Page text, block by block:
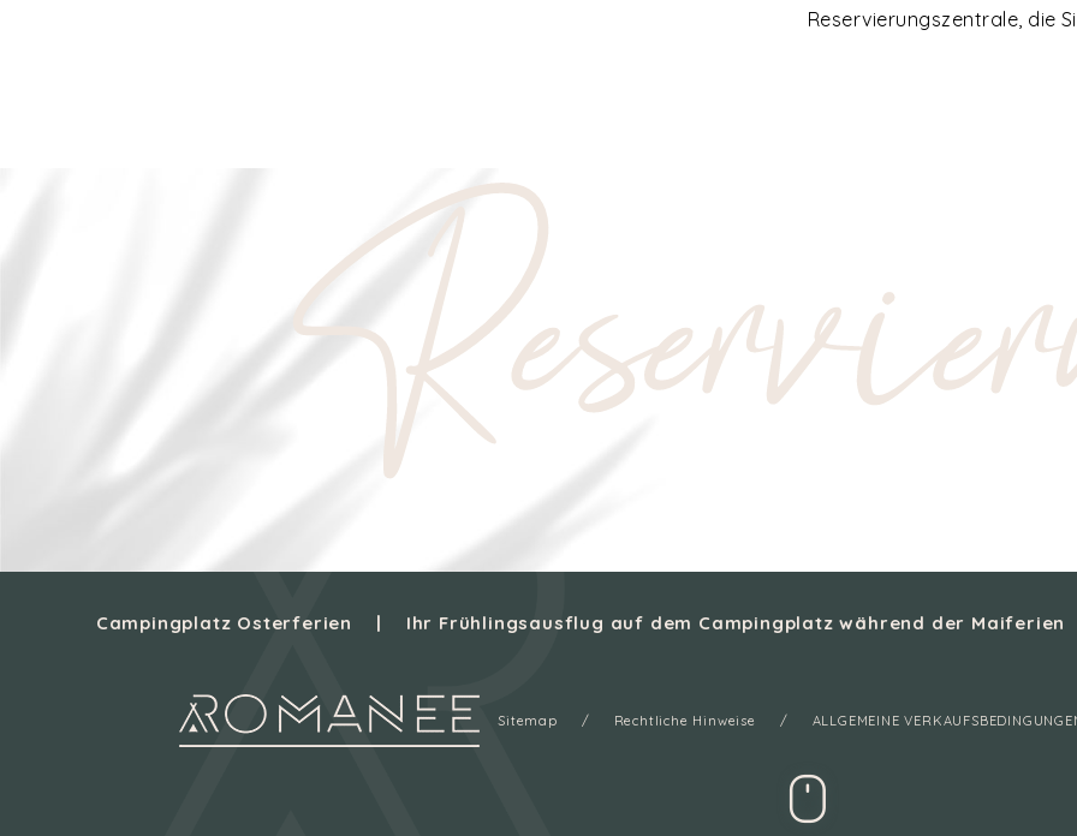
Reservierungszentrale, die
Campingplatz Osterferien Ihr Frühlingsausflug auf dem Campingplatz während der Maiferien
Sitemap Rechtliche Hinweise ALLGEMEINE